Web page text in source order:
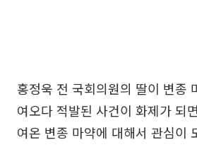
홍정욱 전 국회의원의 딸이 변종
여오다 적발된 사건이 화제가 되
여온 변종 마약에 대해서 관심이